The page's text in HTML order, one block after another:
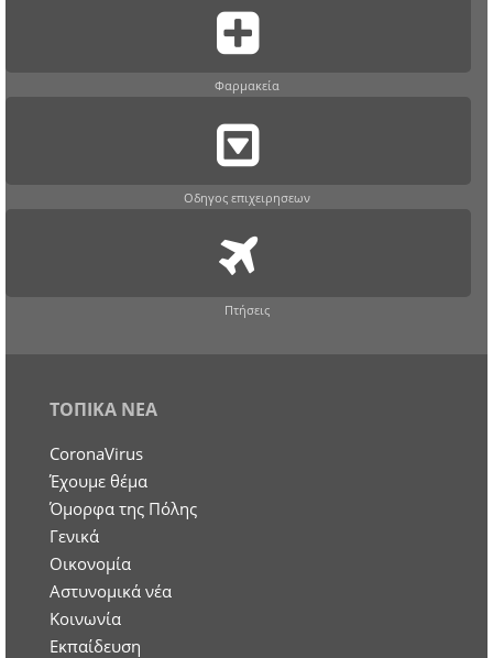
Φαρμακεία
Οδηγος επιχειρησεων
Πτήσεις
ΤΟΠΙΚΑ ΝΕΑ
CoronaVirus
Έχουμε θέμα
Όμορφα της Πόλης
Γενικά
Οικονομία
Aστυνομικά νέα
Κοινωνία
Εκπαίδευση